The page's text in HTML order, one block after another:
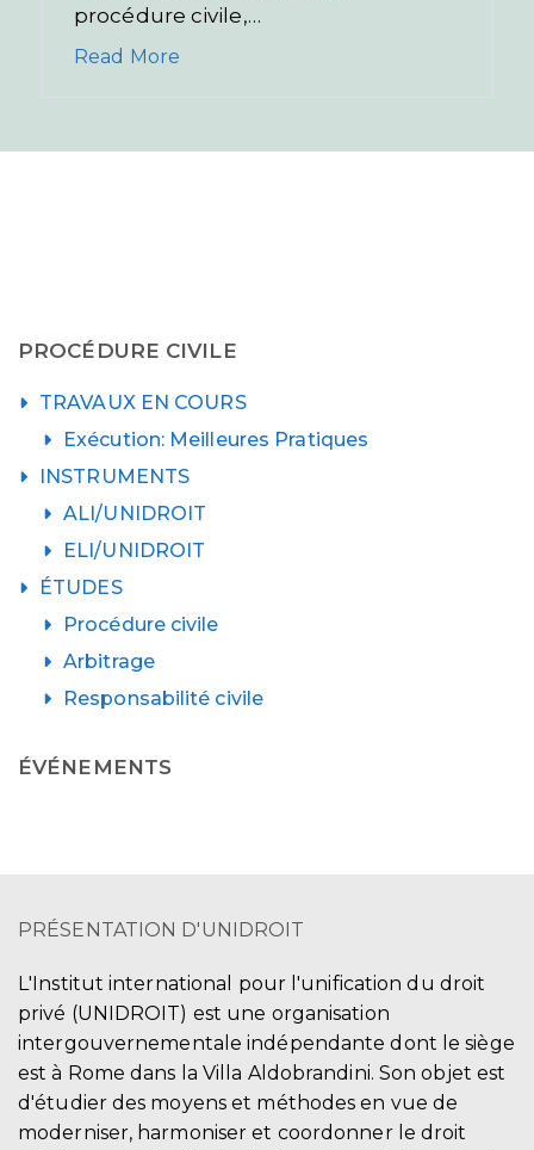
procédure civile,…
Read More
PROCÉDURE CIVILE
TRAVAUX EN COURS
Exécution: Meilleures Pratiques
INSTRUMENTS
ALI/UNIDROIT
ELI/UNIDROIT
ÉTUDES
Procédure civile
Arbitrage
Responsabilité civile
ÉVÉNEMENTS
PRÉSENTATION D'UNIDROIT
L'Institut international pour l'unification du droit
privé (UNIDROIT) est une organisation
intergouvernementale indépendante dont le siège
est à Rome dans la Villa Aldobrandini. Son objet est
d'étudier des moyens et méthodes en vue de
moderniser, harmoniser et coordonner le droit